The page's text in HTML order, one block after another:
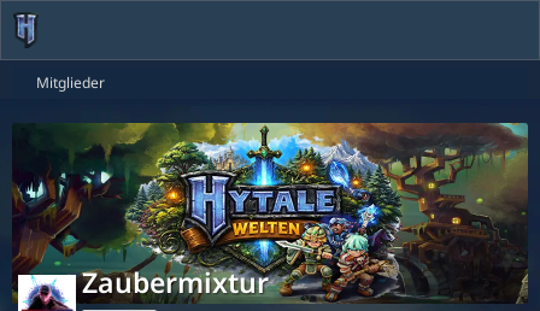
Mitglieder
Zaubermixtur